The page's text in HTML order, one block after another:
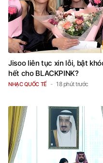
Jisoo liên tục xin lỗi, bật
hết cho BLACKPINK?
NHẠC QUỐC TẾ 18 phút trước